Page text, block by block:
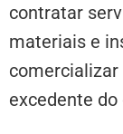
contratar
materiais e
excedente